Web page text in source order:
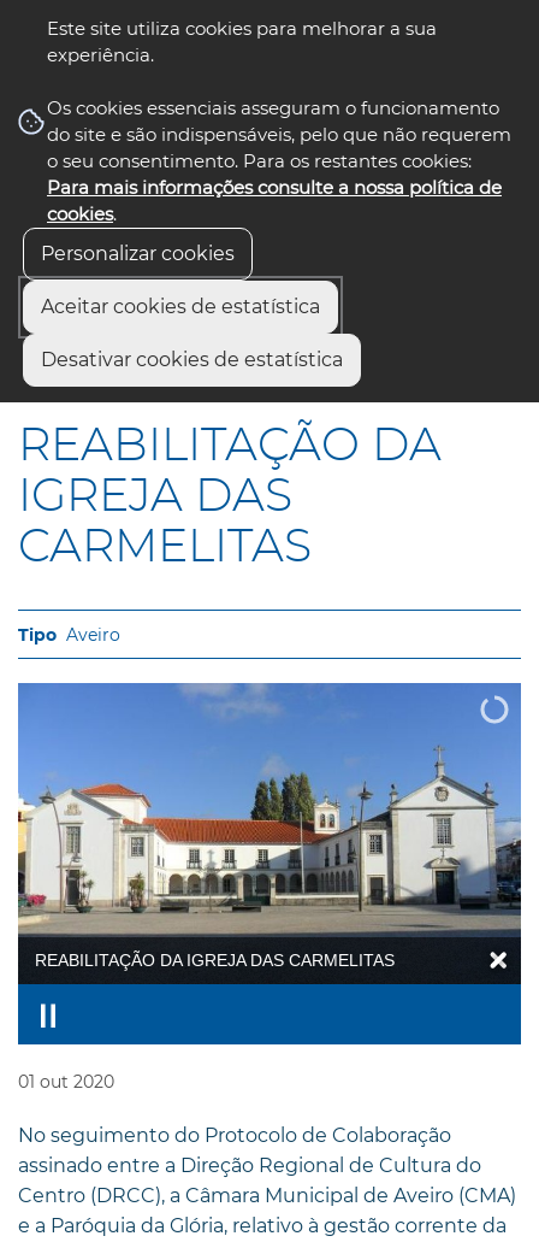
Este site utiliza cookies para melhorar a sua
experiência.
Os cookies essenciais asseguram o funcionamento
do site e são indispensáveis, pelo que não requerem
o seu consentimento. Para os restantes cookies:
Para mais informações consulte a nossa política de
cookies.
Personalizar cookies
Aceitar cookies de estatística
Desativar cookies de estatística
nos select language
Início
REABILITAÇÃO DA IGREJA DAS CARMELITAS
REABILITAÇÃO DA
IGREJA DAS
CARMELITAS
Aveiro
REABILITAÇÃO DA IGREJA DAS CARMELITAS
01 out 2020
No seguimento do Protocolo de Colaboração
assinado entre a Direção Regional de Cultura do
Centro (DRCC), a Câmara Municipal de Aveiro (CMA)
e a Paróquia da Glória, relativo à gestão corrente da